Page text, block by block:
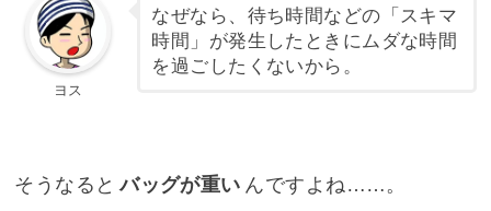
ヨス
なぜなら、待ち時間などの「スキマ
時間」が発生したときにムダな時間
を過ごしたくないから。
そうなると バッグが重い んですよね……。